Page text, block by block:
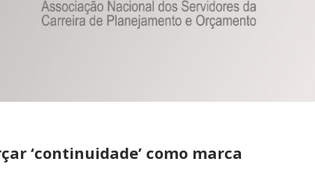
‘continuidade’ como marca